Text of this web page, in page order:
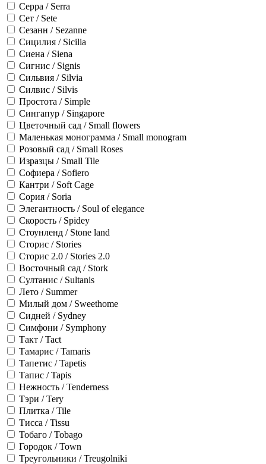
Серра / Serra
Сет / Sete
Сезанн / Sezanne
Сицилия / Sicilia
Сиена / Siena
Сигнис / Signis
Сильвия / Silvia
Силвис / Silvis
Простота / Simple
Сингапур / Singapore
Цветочный сад / Small flowers
Маленькая монограмма / Small monogram
Розовый сад / Small Roses
Изразцы / Small Tile
Софиера / Sofiero
Кантри / Soft Cage
Сория / Soria
Элегантность / Soul of elegance
Скорость / Spidey
Стоунленд / Stone land
Сторис / Stories
Сторис 2.0 / Stories 2.0
Восточный сад / Stork
Султанис / Sultanis
Лето / Summer
Милый дом / Sweethome
Сидней / Sydney
Симфони / Symphony
Такт / Tact
Тамарис / Tamaris
Тапетис / Tapetis
Тапис / Tapis
Нежность / Tenderness
Тэри / Tery
Плитка / Tile
Тисса / Tissu
Тобаго / Tobago
Городок / Town
Треугольники / Treugolniki